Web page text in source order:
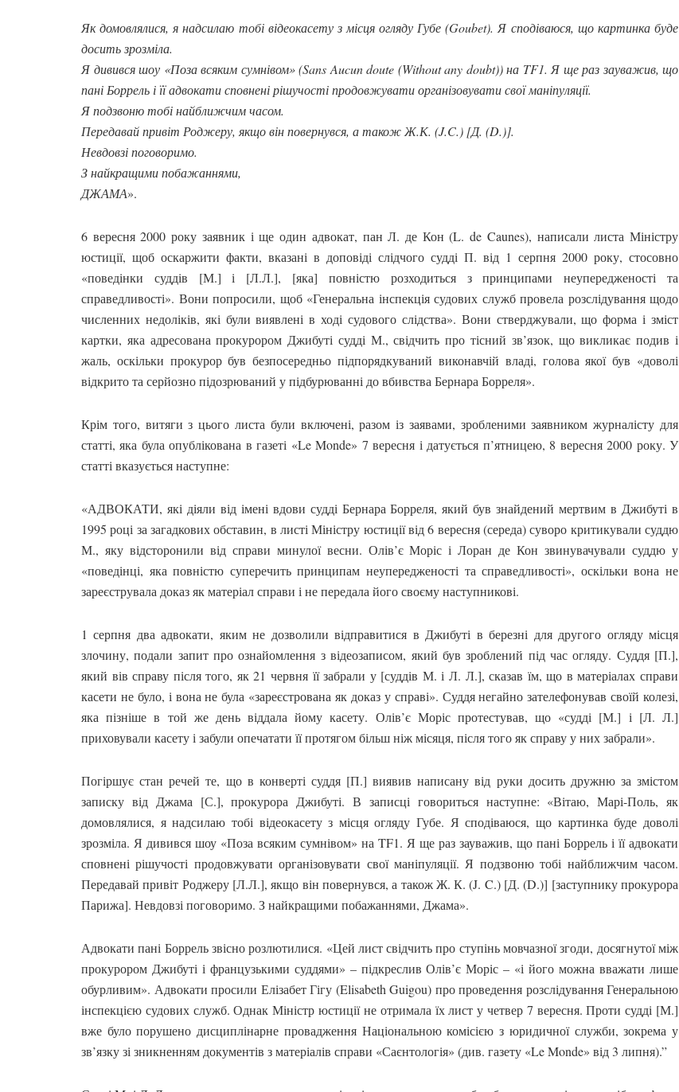
Як домовлялися, я надсилаю тобі відеокасету з місця огляду Губе (Goubet). Я сподіваюся, що картинка буде
досить зрозміла.
Я дивився шоу «Поза всяким сумнівом» (Sans Aucun doute (Without any doubt)) на TF1. Я ще раз зауважив, що
пані Боррель і її адвокати сповнені рішучості продовжувати організовувати свої маніпуляції.
Я подзвоню тобі найближчим часом.
Передавай привіт Роджеру, якщо він повернувся, а також Ж.К. (J.C.) [Д. (D.)].
Невдовзі поговоримо.
З найкращими побажаннями,
ДЖАМА».
6 вересня 2000 року заявник і ще один адвокат, пан Л. де Кон (L. de Caunes), написали листа Міністру
юстиції, щоб оскаржити факти, вказані в доповіді слідчого судді П. від 1 серпня 2000 року, стосовно
«поведінки суддів [М.] і [Л.Л.], [яка] повністю розходиться з принципами неупередженості та
справедливості». Вони попросили, щоб «Генеральна інспекція судових служб провела розслідування щодо
численних недоліків, які були виявлені в ході судового слідства». Вони стверджували, що форма і зміст
картки, яка адресована прокурором Джибуті судді М., свідчить про тісний зв’язок, що викликає подив і
жаль, оскільки прокурор був безпосередньо підпорядкуваний виконавчій владі, голова якої був «доволі
відкрито та серйозно підозрюваний у підбурюванні до вбивства Бернара Борреля».
Крім того, витяги з цього листа були включені, разом із заявами, зробленими заявником журналісту для
статті, яка була опублікована в газеті «Le Monde» 7 вересня і датується п’ятницею, 8 вересня 2000 року. У
статті вказується наступне:
«АДВОКАТИ, які діяли від імені вдови судді Бернара Борреля, який був знайдений мертвим в Джибуті в
1995 році за загадкових обставин, в листі Міністру юстиції від 6 вересня (середа) суворо критикували суддю
М., яку відсторонили від справи минулої весни. Олів’є Моріс і Лоран де Кон звинувачували суддю у
«поведінці, яка повністю суперечить принципам неупередженості та справедливості», оскільки вона не
зареєструвала доказ як матеріал справи і не передала його своєму наступникові.
1 серпня два адвокати, яким не дозволили відправитися в Джибуті в березні для другого огляду місця
злочину, подали запит про ознайомлення з відеозаписом, який був зроблений під час огляду. Суддя [П.],
який вів справу після того, як 21 червня її забрали у [суддів М. і Л. Л.], сказав їм, що в матеріалах справи
касети не було, і вона не була «зареєстрована як доказ у справі». Суддя негайно зателефонував своїй колезі,
яка пізніше в той же день віддала йому касету. Олів’є Моріс протестував, що «судді [М.] і [Л. Л.]
приховували касету і забули опечатати її протягом більш ніж місяця, після того як справу у них забрали».
Погіршує стан речей те, що в конверті суддя [П.] виявив написану від руки досить дружню за змістом
записку від Джама [С.], прокурора Джибуті. В записці говориться наступне: «Вітаю, Марі-Поль, як
домовлялися, я надсилаю тобі відеокасету з місця огляду Губе. Я сподіваюся, що картинка буде доволі
зрозміла. Я дивився шоу «Поза всяким сумнівом» на TF1. Я ще раз зауважив, що пані Боррель і її адвокати
сповнені рішучості продовжувати організовувати свої маніпуляції. Я подзвоню тобі найближчим часом.
Передавай привіт Роджеру [Л.Л.], якщо він повернувся, а також Ж. К. (J. C.) [Д. (D.)] [заступнику прокурора
Парижа]. Невдовзі поговоримо. З найкращими побажаннями, Джама».
Адвокати пані Боррель звісно розлютилися. «Цей лист свідчить про ступінь мовчазної згоди, досягнутої між
прокурором Джибуті і французькими суддями» – підкреслив Олів’є Моріс – «і його можна вважати лише
обурливим». Адвокати просили Елізабет Гігу (Elisabeth Guigou) про проведення розслідування Генеральною
інспекцією судових служб. Однак Міністр юстиції не отримала їх лист у четвер 7 вересня. Проти судді [М.]
вже було порушено дисциплінарне провадження Національною комісією з юридичної служби, зокрема у
зв’язку зі зникненням документів з матеріалів справи «Саєнтологія» (див. газету «Le Monde» від 3 липня).”